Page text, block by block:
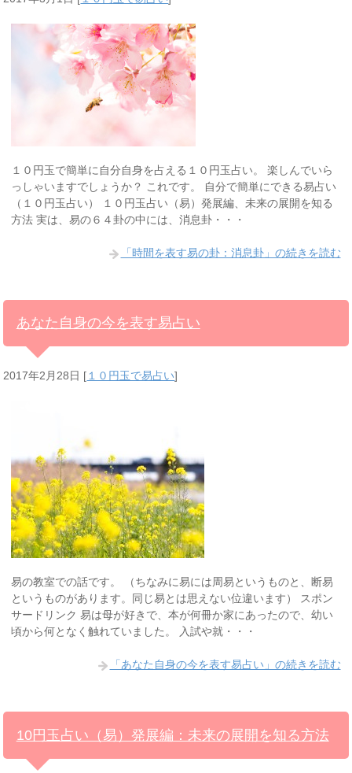
１０円玉で簡単に自分自身を占える１０円玉占い。 楽しんでいら
っしゃいますでしょうか？ これです。 自分で簡単にできる易占い
（１０円玉占い） １０円玉占い（易）発展編、未来の展開を知る
方法 実は、易の６４卦の中には、消息卦・・・
「時間を表す易の卦：消息卦」の続きを読む
あなた自身の今を表す易占い
2017年2月28日 [１０円玉で易占い]
易の教室での話です。 （ちなみに易には周易というものと、断易
というものがあります。同じ易とは思えない位違います） スポン
サードリンク 易は母が好きで、本が何冊か家にあったので、幼い
頃から何となく触れていました。 入試や就・・・
「あなた自身の今を表す易占い」の続きを読む
10円玉占い（易）発展編：未来の展開を知る方法